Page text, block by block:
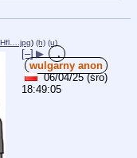
) (h) (u)
[–] ▶
.
wulgarny anon
06/04/25 (śro)
18:49:05